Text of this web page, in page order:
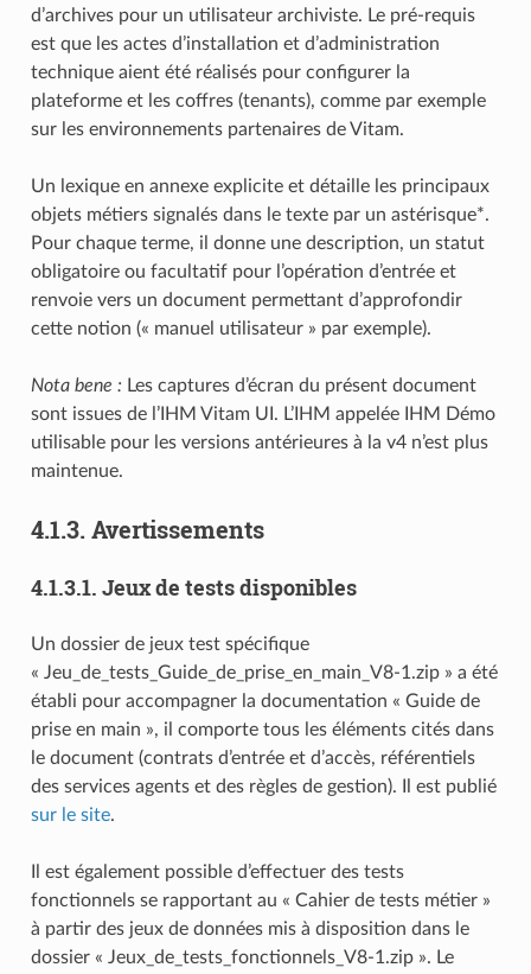
d’archives pour un utilisateur archiviste. Le pré-requis
est que les actes d’installation et d’administration
technique aient été réalisés pour configurer la
plateforme et les coffres (tenants), comme par exemple
sur les environnements partenaires de Vitam.
Un lexique en annexe explicite et détaille les principaux
objets métiers signalés dans le texte par un astérisque*.
Pour chaque terme, il donne une description, un statut
obligatoire ou facultatif pour l’opération d’entrée et
renvoie vers un document permettant d’approfondir
cette notion (« manuel utilisateur » par exemple).
Nota bene : Les captures d’écran du présent document
sont issues de l’IHM Vitam UI. L’IHM appelée IHM Démo
utilisable pour les versions antérieures à la v4 n’est plus
maintenue.
4.1.3. Avertissements
4.1.3.1. Jeux de tests disponibles
Un dossier de jeux test spécifique
« Jeu_de_tests_Guide_de_prise_en_main_V8-1.zip » a été
établi pour accompagner la documentation « Guide de
prise en main », il comporte tous les éléments cités dans
le document (contrats d’entrée et d’accès, référentiels
des services agents et des règles de gestion). Il est publié
sur le site.
Il est également possible d’effectuer des tests
fonctionnels se rapportant au « Cahier de tests métier »
à partir des jeux de données mis à disposition dans le
dossier « Jeux_de_tests_fonctionnels_V8-1.zip ». Le